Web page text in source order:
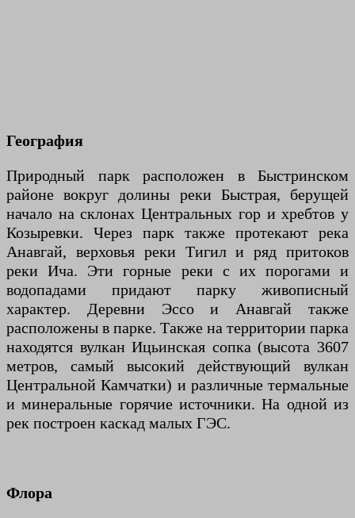
География
Природный парк расположен в Быстринском
районе вокруг долины реки Быстрая, берущей
начало на склонах Центральных гор и хребтов у
Козыревки. Через парк также протекают река
Анавгай, верховья реки Тигил и ряд притоков
реки Ича. Эти горные реки с их порогами и
водопадами придают парку живописный
характер. Деревни Эссо и Анавгай также
расположены в парке. Также на территории парка
находятся вулкан Ицьинская сопка (высота 3607
метров, самый высокий действующий вулкан
Центральной Камчатки) и различные термальные
и минеральные горячие источники. На одной из
рек построен каскад малых ГЭС.
Флора